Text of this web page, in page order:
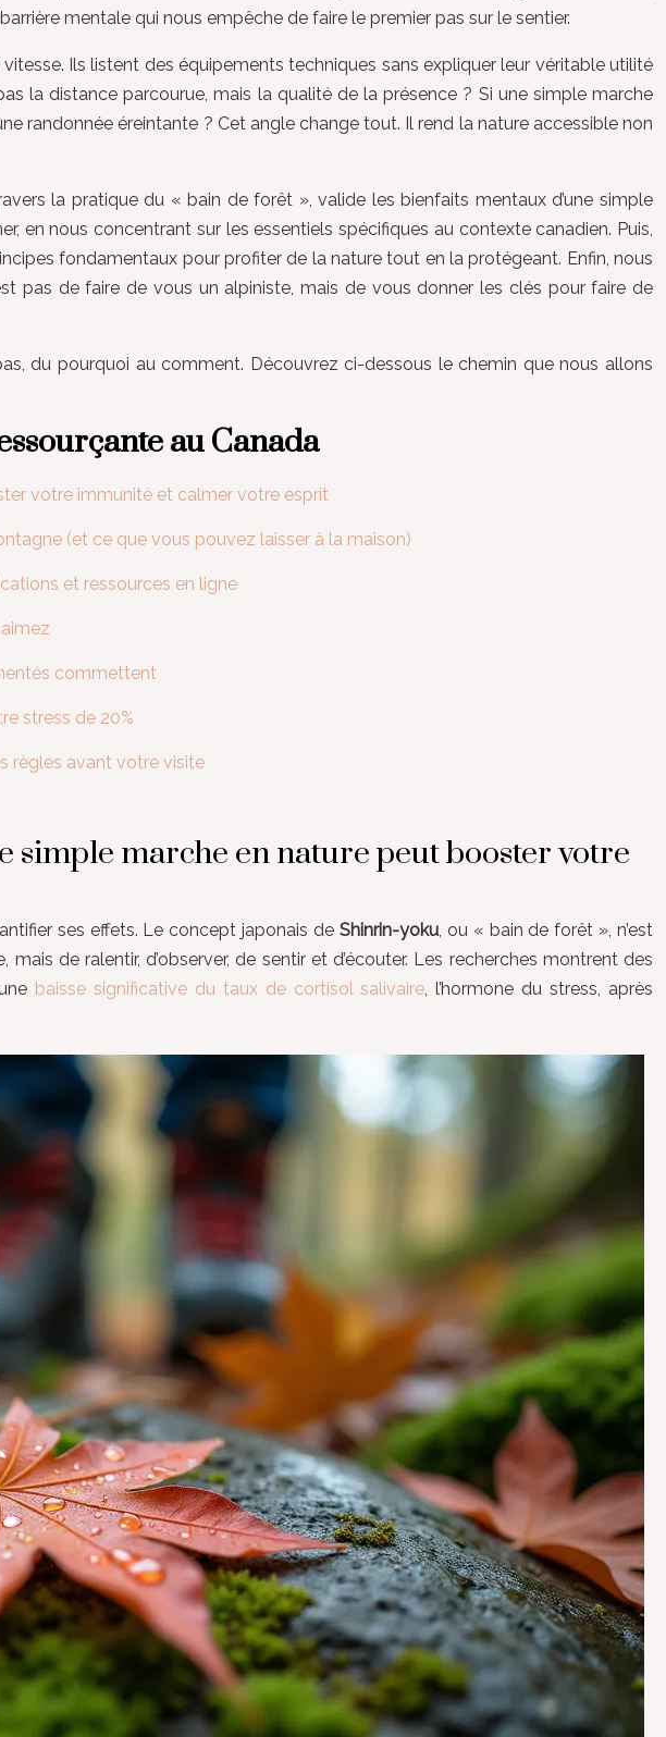
mentale qui nous empêche de faire le premier pas sur le sentier.
Ils listent des équipements techniques sans expliquer leur véritable utilité
la distance parcourue, mais la qualité de la présence ? Si une simple marche
randonnée éreintante ? Cet angle change tout. Il rend la nature accessible non
la pratique du « bain de forêt », valide les bienfaits mentaux d’une simple
en nous concentrant sur les essentiels spécifiques au contexte canadien. Puis,
fondamentaux pour profiter de la nature tout en la protégeant. Enfin, nous
pas de faire de vous un alpiniste, mais de vous donner les clés pour faire de
du pourquoi au comment. Découvrez ci-dessous le chemin que nous allons
au Canada
votre immunité et calmer votre esprit
(et ce que vous pouvez laisser à la maison)
et ressources en ligne
commettent
stress de 20%
règles avant votre visite
simple marche en nature peut booster votre
ses effets. Le concept japonais de Shinrin-yoku, ou « bain de forêt », n’est
de ralentir, d’observer, de sentir et d’écouter. Les recherches montrent des
baisse significative du taux de cortisol salivaire, l’hormone du stress, après